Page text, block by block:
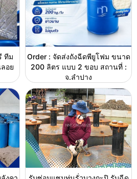
ทีม
อย
Order : จัดส่งถังฉีดพียูโฟม ขนาด
200 ลิตร แบบ 2 ขอบ สถานที่ :
จ.ลำปาง